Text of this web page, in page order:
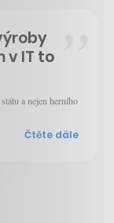
v IT to
a nejen herního
Čtěte dále